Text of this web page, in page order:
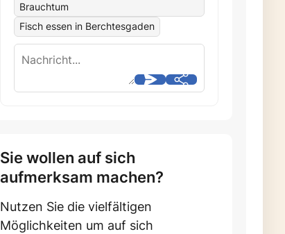
Brauchtum
Fisch essen in Berchtesgaden
Sie wollen auf sich
aufmerksam machen?
Nutzen Sie die vielfältigen
Möglichkeiten um auf sich